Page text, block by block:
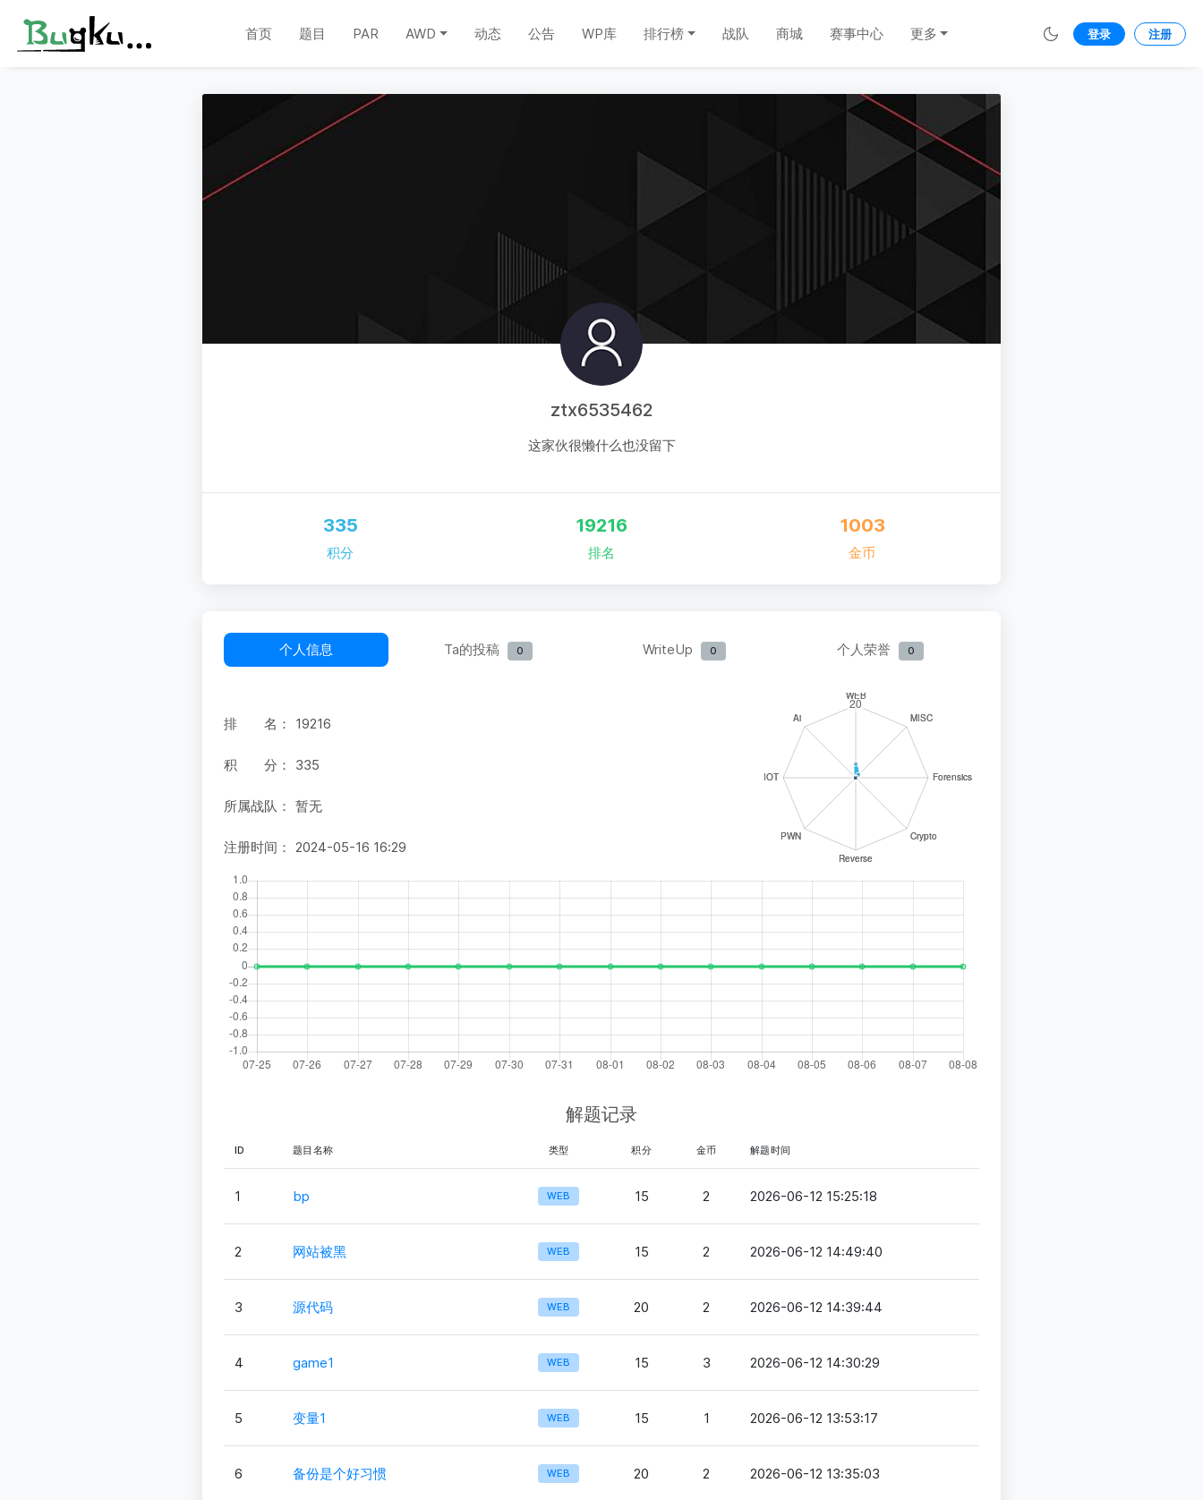
首页 题目 PAR AWD 动态 公告 WP库 排行榜 战队 商城 赛事中心 更多 登录 注册
ztx6535462
这家伙很懒什么也没留下
335
积分
19216
排名
1003
金币
个人信息 Ta的投稿 0 WriteUp 0 个人荣誉 0
排 名： 19216
积 分： 335
所属战队： 暂无
注册时间： 2024-05-16 16:29
解题记录
ID 题目名称 类型 积分 金币 解题时间
1 bp WEB 15 2 2026-06-12 15:25:18
2 网站被黑 WEB 15 2 2026-06-12 14:49:40
3 源代码 WEB 20 2 2026-06-12 14:39:44
4 game1 WEB 15 3 2026-06-12 14:30:29
5 变量1 WEB 15 1 2026-06-12 13:53:17
6 备份是个好习惯 WEB 20 2 2026-06-12 13:35:03